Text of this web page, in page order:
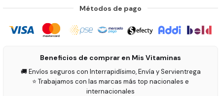
Métodos de pago
Beneficios de comprar en Mis Vitaminas
🚚 Envíos seguros con Interrapidísimo, Envía y Servientrega
⭐ Trabajamos con las marcas más top nacionales e
internacionales